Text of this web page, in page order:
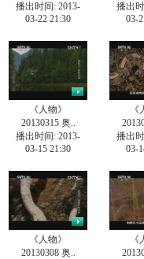
播出时间: 2013-
03-22 21:30
播出
03-
《人物》
20130315 奥..
播出时间: 2013-
03-15 21:30
播出
03-
《人物》
20130308 奥..